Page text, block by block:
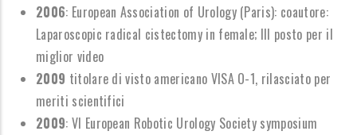
2006: European Association of Urology (Paris): coautore:
Laparoscopic radical cistectomy in female; III posto per iI
miglior video
2009 titolare di visto americano VISA O-1, rilasciato per
meriti scientifici
2009: VI European Robotic Urology Society symposium